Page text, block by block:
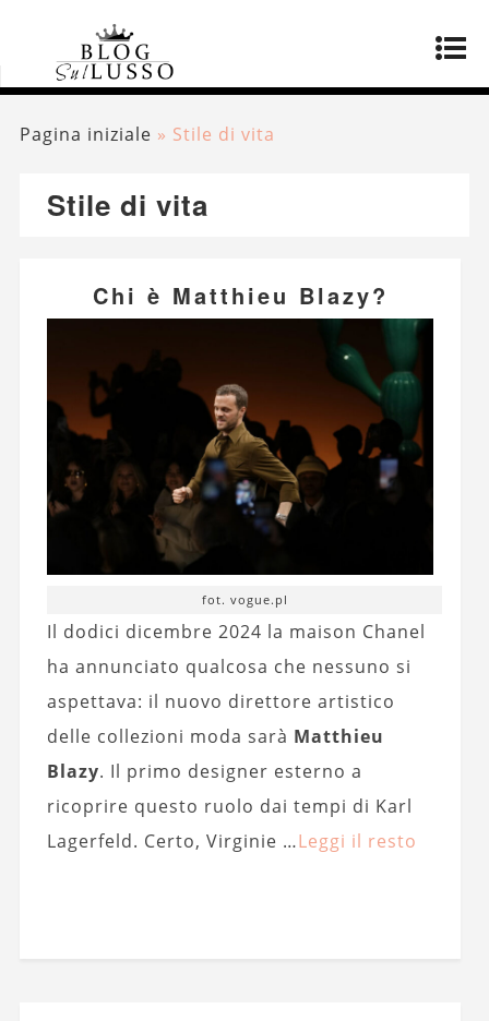
Pagina iniziale » Stile di vita
Stile di vita
Chi è Matthieu Blazy?
fot. vogue.pl
Il dodici dicembre 2024 la maison Chanel
ha annunciato qualcosa che nessuno si
aspettava: il nuovo direttore artistico
delle collezioni moda sarà Matthieu
Blazy. Il primo designer esterno a
ricoprire questo ruolo dai tempi di Karl
Lagerfeld. Certo, Virginie …Leggi il resto